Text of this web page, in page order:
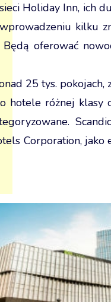
Holiday Inn, ich
kilku
Będą oferować
25 tys.
hotele różnej
Corporation,